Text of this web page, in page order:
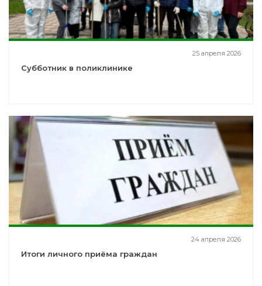
25 апреля 2026
Субботник в поликлинике
24 апреля 2026
Итоги личного приёма граждан